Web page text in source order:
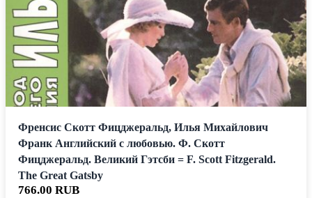
Френсис Скотт Фицджеральд, Илья Михайлович
Франк Английский с любовью. Ф. Скотт
Фицджеральд. Великий Гэтсби = F. Scott Fitzgerald.
The Great Gatsby
766.00 RUB